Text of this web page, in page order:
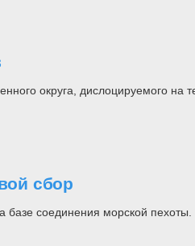
округа, дислоцируемого
сбор
базе соединения морской пехоты.